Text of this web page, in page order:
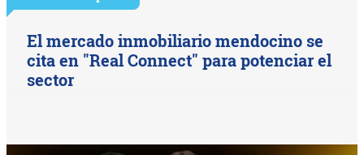
El mercado inmobiliario mendocino se
cita en "Real Connect" para potenciar el
sector